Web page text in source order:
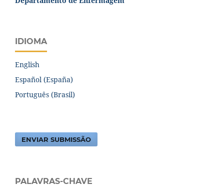
IDIOMA
English
Español (España)
Português (Brasil)
ENVIAR SUBMISSÃO
PALAVRAS-CHAVE